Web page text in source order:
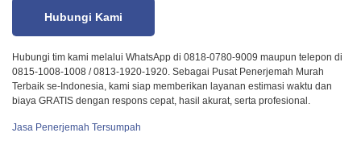
Hubungi Kami
Hubungi tim kami melalui WhatsApp di 0818-0780-9009 maupun telepon di
0815-1008-1008 / 0813-1920-1920. Sebagai Pusat Penerjemah Murah
Terbaik se-Indonesia, kami siap memberikan layanan estimasi waktu dan
biaya GRATIS dengan respons cepat, hasil akurat, serta profesional.
Jasa Penerjemah Tersumpah